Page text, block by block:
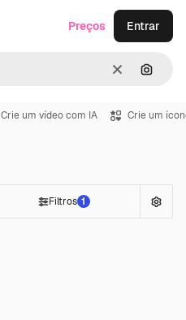
Limpar
Preços Entrar
Crie um vídeo com IA Crie um
Filtros 1